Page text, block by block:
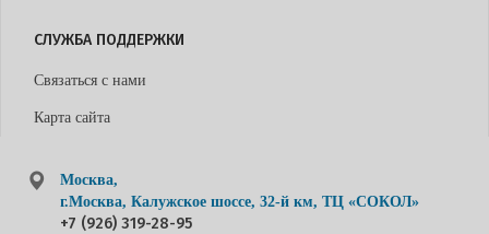
СЛУЖБА ПОДДЕРЖКИ
Связаться с нами
Карта сайта
Москва,
г.Москва, Калужское шоссе, 32-й км, ТЦ «СОКОЛ»
+7 (926) 319-28-95